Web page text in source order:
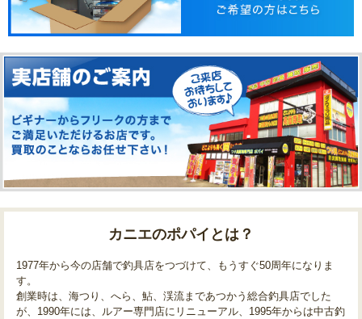
カニエのポパイとは？
1977年から今の店舗で釣具店をつづけて、もうすぐ50周年になりま
す。
創業時は、海つり、へら、鮎、渓流まであつかう総合釣具店でした
が、1990年には、ルアー専門店にリニューアル、1995年からは中古釣